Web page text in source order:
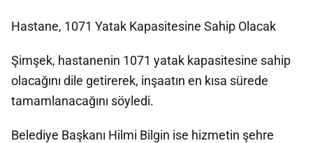
Hastane, 1071 Yatak Kapasitesine Sahip Olacak
Şimşek, hastanenin 1071 yatak kapasitesine sahip
olacağını dile getirerek, inşaatın en kısa sürede
tamamlanacağını söyledi.
Belediye Başkanı Hilmi Bilgin ise hizmetin şehre